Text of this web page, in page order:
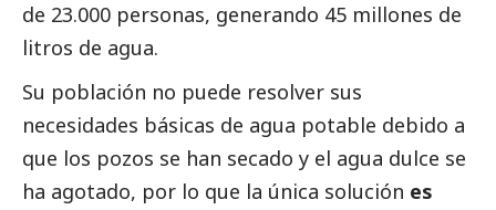
de 23.000 personas, generando 45 millones de
litros de agua.
Su población no puede resolver sus
necesidades básicas de agua potable debido a
que los pozos se han secado y el agua dulce se
ha agotado, por lo que la única solución es